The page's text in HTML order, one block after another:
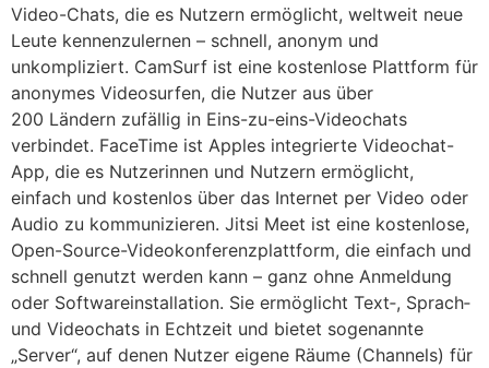
Video-Chats, die es Nutzern ermöglicht, weltweit neue
Leute kennenzulernen – schnell, anonym und
unkompliziert. CamSurf ist eine kostenlose Plattform für
anonymes Videosurfen, die Nutzer aus über
200 Ländern zufällig in Eins-zu-eins-Videochats
verbindet. FaceTime ist Apples integrierte Videochat-
App, die es Nutzerinnen und Nutzern ermöglicht,
einfach und kostenlos über das Internet per Video oder
Audio zu kommunizieren. Jitsi Meet ist eine kostenlose,
Open-Source-Videokonferenzplattform, die einfach und
schnell genutzt werden kann – ganz ohne Anmeldung
oder Softwareinstallation. Sie ermöglicht Text‑, Sprach‑
und Videochats in Echtzeit und bietet sogenannte
„Server“, auf denen Nutzer eigene Räume (Channels) für